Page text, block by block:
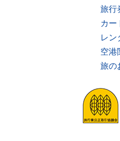
旅行
カー
レン
空港
旅の